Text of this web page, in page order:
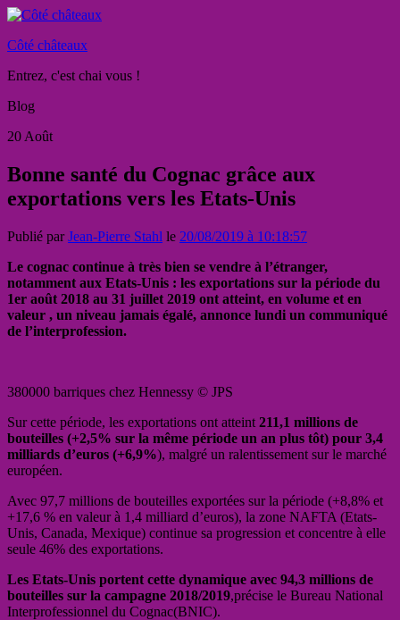
Côté châteaux
Entrez, c'est chai vous !
Blog
20 Août
Bonne santé du Cognac grâce aux
exportations vers les Etats-Unis
Publié parJean-Pierre Stahl le 20/08/2019 à 10:18:57
Le cognac continue à très bien se vendre à l’étranger,
notamment aux Etats-Unis : les exportations sur la période du
1er août 2018 au 31 juillet 2019 ont atteint, en volume et en
valeur , un niveau jamais égalé, annonce lundi un communiqué
de l’interprofession.
380000 barriques chez Hennessy © JPS
Sur cette période, les exportations ont atteint 211,1 millions de
bouteilles (+2,5% sur la même période un an plus tôt) pour 3,4
milliards d’euros (+6,9%), malgré un ralentissement sur le marché
européen.
Avec 97,7 millions de bouteilles exportées sur la période (+8,8% et
+17,6 % en valeur à 1,4 milliard d’euros), la zone NAFTA (Etats-
Unis, Canada, Mexique) continue sa progression et concentre à elle
seule 46% des exportations.
Les Etats-Unis portent cette dynamique avec 94,3 millions de
bouteilles sur la campagne 2018/2019,précise le Bureau National
Interprofessionnel du Cognac(BNIC).